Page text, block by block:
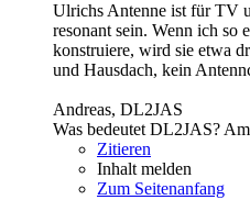
Ulrichs Antenne ist für TV
resonant sein. Wenn ich
konstruiere, wird sie etwa
und Hausdach, kein
Andreas, DL2JAS
Was bedeutet DL2JAS?
Zitieren
Inhalt melden
Zum Seitenanfang